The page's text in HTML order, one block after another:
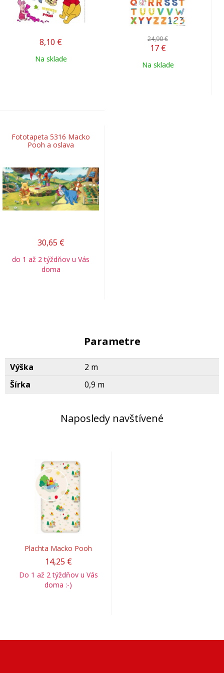
8,10 €
Na sklade
24,90 €
17 €
Na sklade
Fototapeta 5316 Macko
Pooh a oslava
30,65 €
do 1 až 2 týždňov u Vás
doma
Parametre
Výška
2 m
Šírka
0,9 m
Naposledy navštívené
Plachta Macko Pooh
14,25 €
Do 1 až 2 týždňov u Vás
doma :-)